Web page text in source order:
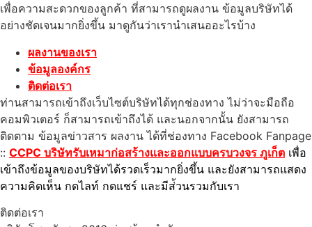
เพื่อความสะดวกของลูกค้า ที่สามารถดูผลงาน ข้อมูลบริษัทได้
อย่างชัดเจนมากยิ่งขึ้น มาดูกันว่าเรานำเสนออะไรบ้าง
ผลงานของเรา
ข้อมูลองค์กร
ติดต่อเรา
ท่านสามารถเข้าถึงเว็บไซต์บริษัทได้ทุกช่องทาง ไม่ว่าจะมือถือ
คอมพิวเตอร์ ก็สามารถเข้าถึงได้ และนอกจากนั้น ยังสามารถ
ติดตาม ข้อมูลข่าวสาร ผลงาน ได้ที่ช่องทาง Facebook Fanpage
:: CCPC บริษัทรับเหมาก่อสร้างและออกแบบครบวงจร ภูเก็ต เพื่อ
เข้าถึงข้อมูลของบริษัทได้รวดเร็วมากยิ่งขึ้น และยังสามารถแสดง
ความคิดเห็น กดไลท์ กดแชร์ และมีส่้วนรวมกับเรา
ติดต่อเรา